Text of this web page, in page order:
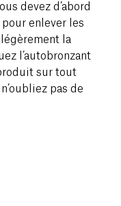
devez d’abord
enlever les
la
l’autobronzant
sur tout
pas de